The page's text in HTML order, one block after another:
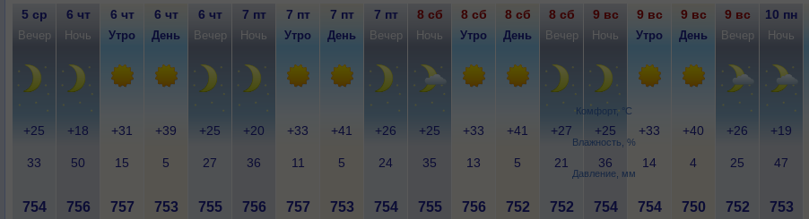
Комфорт, °C
Влажность, %
Давление, мм
5 ср 6 чт 6 чт 6 чт 6 чт 7 пт 7 пт 7 пт 7 пт 8 сб 8 сб 8 сб 8 сб 9 вс 9 вс 9 вс 9 вс 10 пн
Вечер Ночь Утро День Вечер Ночь Утро День Вечер Ночь Утро День Вечер Ночь Утро День Вечер Ночь
+25 +18 +31 +39 +25 +20 +33 +41 +26 +25 +33 +41 +27 +25 +33 +40 +26 +19
33 50 15 5 27 36 11 5 24 35 13 5 21 36 14 4 25 47
754 756 757 753 755 756 757 753 754 755 756 752 752 754 754 750 752 753